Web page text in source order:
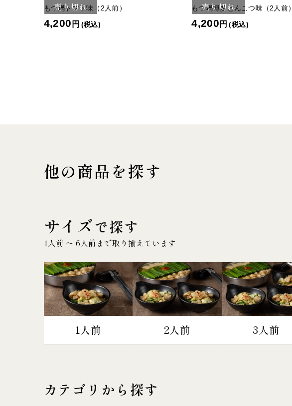
売り切れ
もつ鍋トマト味（2人前）
4,200 円 (税込)
売り切れ
もつ鍋博多とんこつ味（2人前）
4,200 円 (税込)
他の商品を探す
サイズで探す
1人前 〜 6人前まで取り揃えています
1人前 2人前 3人前
カテゴリから探す